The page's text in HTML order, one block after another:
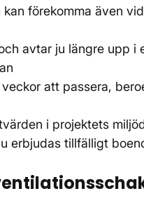
förekomma även
avtar ju längre upp i
att passera,
i projektets
erbjudas tillfälligt